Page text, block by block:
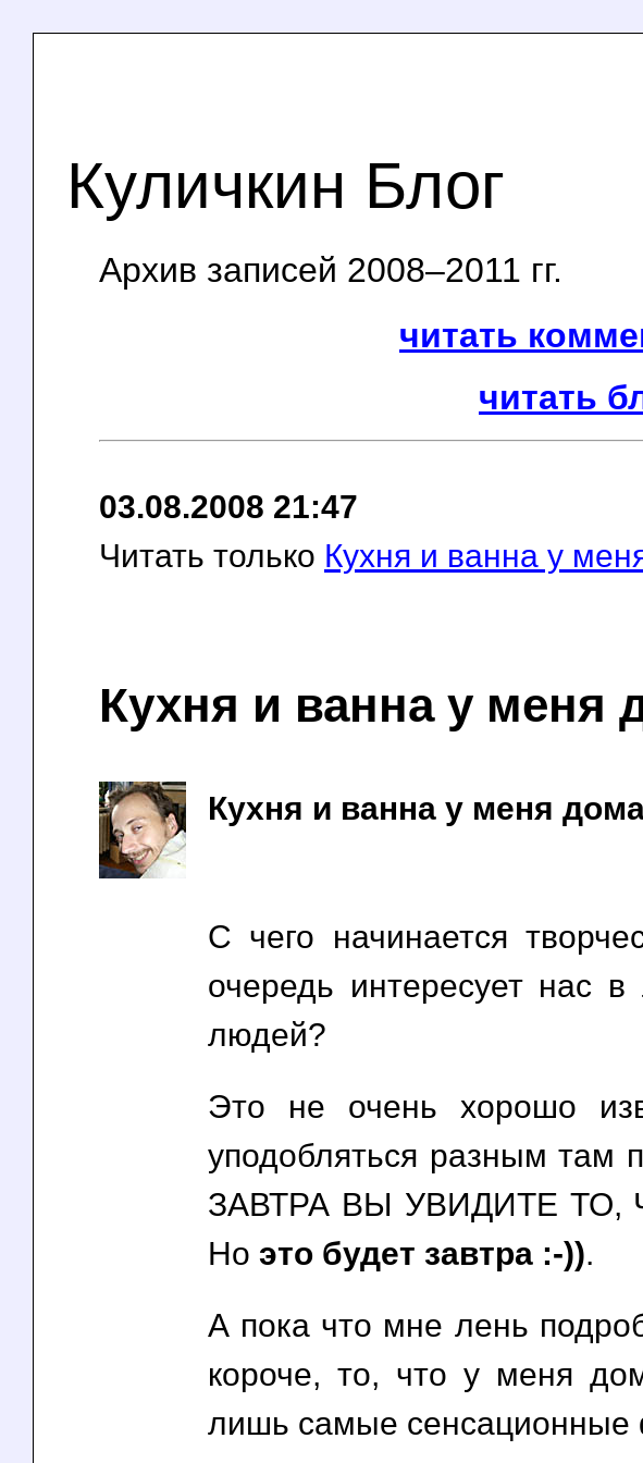
Куличкин Блог
Архив записей 2008–2011 гг.
читать
читать
03.08.2008 21:47
Читать только Кухня и ванна у
Кухня и ванна у меня
Кухня и ванна у меня
С чего начинается
очередь интересует нас
людей?
Это не очень хорошо
уподобляться разным там
ЗАВТРА ВЫ УВИДИТЕ ТО,
Но это будет завтра :-)).
А пока что мне лень
короче, то, что у меня
лишь самые сенсационные